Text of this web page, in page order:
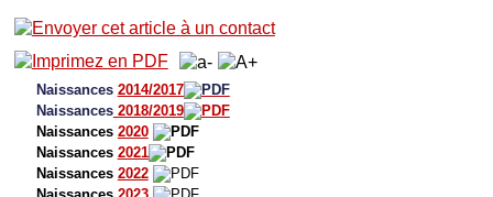
Naissances 2014/2017
Naissances2018/2019
Naissances 2020
Naissances 2021
Naissances 2022